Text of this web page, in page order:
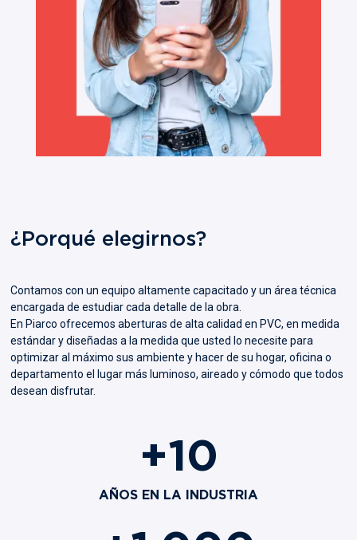
¿Porqué elegirnos?
Contamos con un equipo altamente capacitado y un área técnica
encargada de estudiar cada detalle de la obra.
En Piarco ofrecemos aberturas de alta calidad en PVC, en medida
estándar y diseñadas a la medida que usted lo necesite para
optimizar al máximo sus ambiente y hacer de su hogar, oficina o
departamento el lugar más luminoso, aireado y cómodo que todos
desean disfrutar.
+10
AÑOS EN LA INDUSTRIA